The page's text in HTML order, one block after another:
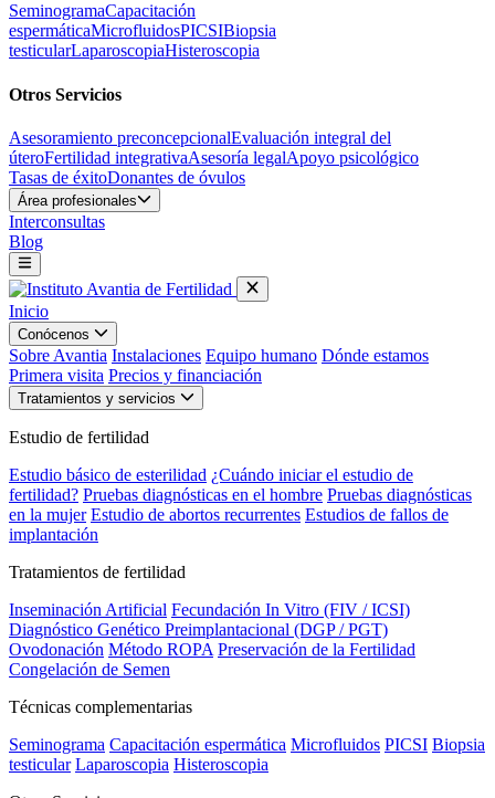
SeminogramaCapacitación
espermáticaMicrofluidosPICSIBiopsia
testicularLaparoscopiaHisteroscopia
Otros Servicios
Asesoramiento preconcepcionalEvaluación integral del
úteroFertilidad integrativaAsesoría legalApoyo psicológico
Tasas de éxitoDonantes de óvulos
Área profesionales
Interconsultas
Blog
Inicio
Conócenos
Sobre Avantia Instalaciones Equipo humano Dónde estamos
Primera visita Precios y financiación
Tratamientos y servicios
Estudio de fertilidad
Estudio básico de esterilidad ¿Cuándo iniciar el estudio de
fertilidad? Pruebas diagnósticas en el hombre Pruebas diagnósticas
en la mujer Estudio de abortos recurrentes Estudios de fallos de
implantación
Tratamientos de fertilidad
Inseminación Artificial Fecundación In Vitro (FIV / ICSI)
Diagnóstico Genético Preimplantacional (DGP / PGT)
Ovodonación Método ROPA Preservación de la Fertilidad
Congelación de Semen
Técnicas complementarias
Seminograma Capacitación espermática Microfluidos PICSI Biopsia
testicular Laparoscopia Histeroscopia